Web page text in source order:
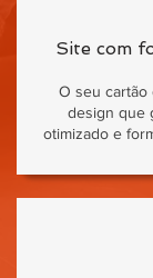
Site com
O seu cartão
design que
otimizado e